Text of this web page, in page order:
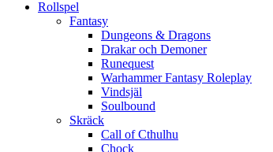
Rollspel
Fantasy
Dungeons & Dragons
Drakar och Demoner
Runequest
Warhammer Fantasy Roleplay
Vindsjäl
Soulbound
Skräck
Call of Cthulhu
Chock